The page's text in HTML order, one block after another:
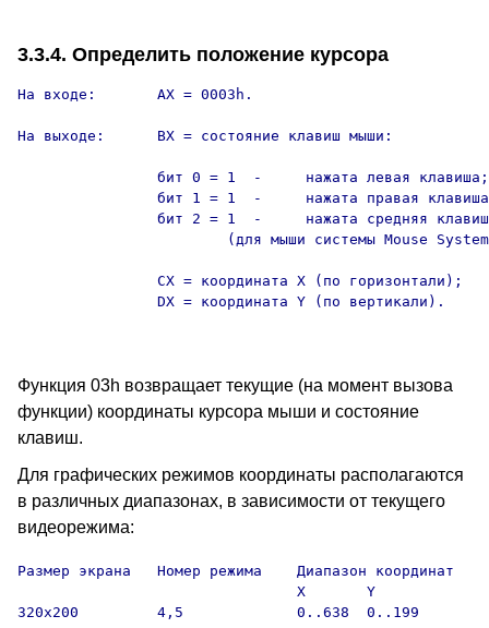
3.3.4. Определить положение курсора
На входе:       AX = 0003h.
На выходе:      BX = состояние клавиш мыши:
                бит 0 = 1  -     нажата левая клавиша;
бит 1 = 1  -     нажата правая
бит 2 = 1  -     нажата средняя
(для мыши системы Mouse
                CX = координата X (по горизонтали);
                DX = координата Y (по вертикали).
Функция 03h возвращает текущие (на момент вызова
функции) координаты курсора мыши и состояние
клавиш.
Для графических режимов координаты располагаются
в различных диапазонах, в зависимости от текущего
видеорежима:
Размер экрана   Номер режима    Диапазон координат
                                X       Y
320x200         4,5             0..638  0..199